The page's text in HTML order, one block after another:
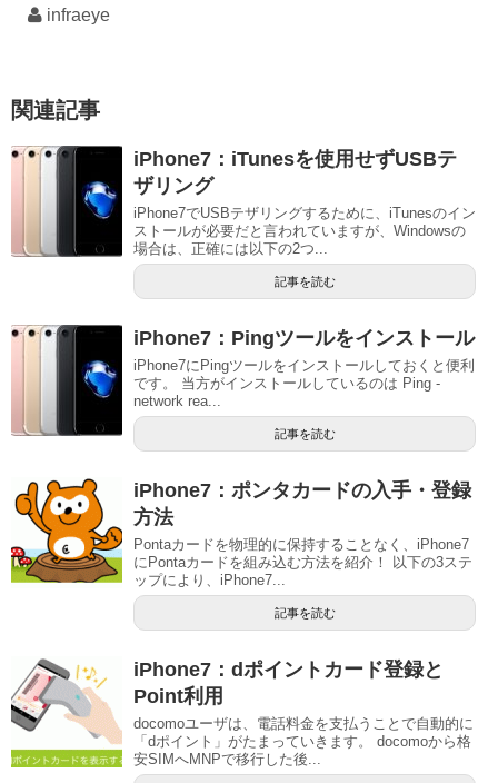
infraeye
関連記事
iPhone7：iTunesを使用せずUSBテ
ザリング
iPhone7でUSBテザリングするために、iTunesのイン
ストールが必要だと言われていますが、Windowsの
場合は、正確には以下の2つ...
記事を読む
iPhone7：Pingツールをインストール
iPhone7にPingツールをインストールしておくと便利
です。 当方がインストールしているのは Ping -
network rea...
記事を読む
iPhone7：ポンタカードの入手・登録
方法
Pontaカードを物理的に保持することなく、iPhone7
にPontaカードを組み込む方法を紹介！ 以下の3ステ
ップにより、iPhone7...
記事を読む
iPhone7：dポイントカード登録と
Point利用
docomoユーザは、電話料金を支払うことで自動的に
「dポイント」がたまっていきます。 docomoから格
安SIMへMNPで移行した後...